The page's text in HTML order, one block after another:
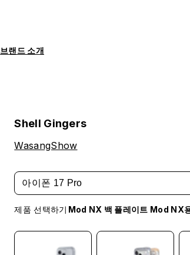
브랜드 소개
Shell Gingers
WasangShow
아이폰 17 Pro
제품 선택하기 Mod NX 백 플레이트 Mod NX